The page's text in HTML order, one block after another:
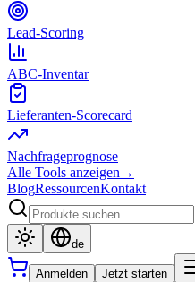
Lead-Scoring
ABC-Inventar
Lieferanten-Scorecard
Nachfrageprognose
Alle Tools anzeigen →
BlogRessourcenKontakt
de
Anmelden Jetzt starten